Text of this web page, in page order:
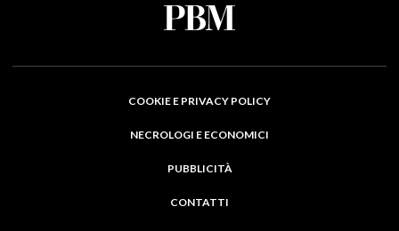
COOKIE E PRIVACY POLICY
NECROLOGI E ECONOMICI
PUBBLICITÀ
CONTATTI